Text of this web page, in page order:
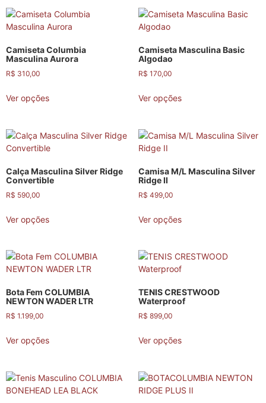
Camiseta Columbia
Masculina Aurora
R$ 310,00
Ver opções
Camiseta Masculina Basic
Algodao
R$ 170,00
Ver opções
Calça Masculina Silver Ridge
Convertible
R$ 590,00
Ver opções
Camisa M/L Masculina Silver
Ridge II
R$ 499,00
Ver opções
Bota Fem COLUMBIA
NEWTON WADER LTR
R$ 1.199,00
Ver opções
TENIS CRESTWOOD
Waterproof
R$ 899,00
Ver opções